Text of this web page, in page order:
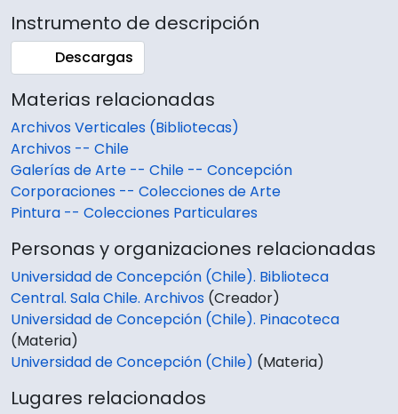
Instrumento de descripción
Descargas
Materias relacionadas
Archivos Verticales (Bibliotecas)
Archivos -- Chile
Galerías de Arte -- Chile -- Concepción
Corporaciones -- Colecciones de Arte
Pintura -- Colecciones Particulares
Personas y organizaciones relacionadas
Universidad de Concepción (Chile). Biblioteca
Central. Sala Chile. Archivos (Creador)
Universidad de Concepción (Chile). Pinacoteca
(Materia)
Universidad de Concepción (Chile) (Materia)
Lugares relacionados